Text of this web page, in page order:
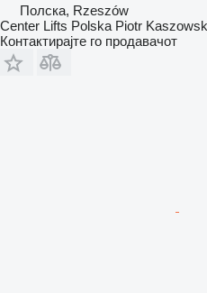
Полска, Rzeszów
Center Lifts Polska Piotr
Контактирајте го продавачот